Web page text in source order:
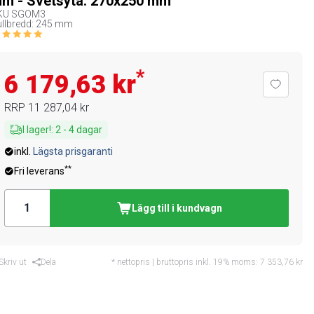
SGOM3
245 mm
6 179,63 kr*
RRP 11 287,04 kr
I lager!: 2 - 4dagar
inkl.
Lägsta prisgaranti
Fri leverans**
Lägg till i kundvagn
ut Dela * nettopris | bruttopris inkl. 19% moms: 7 353,76 kr